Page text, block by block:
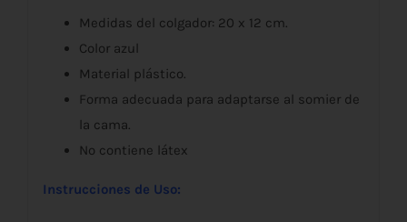
Medidas del colgador: 20 x 12 cm.
Color azul
Material plástico.
Forma adecuada para adaptarse al somier de
la cama.
No contiene látex
Instrucciones de Uso: